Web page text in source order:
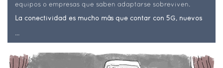
equipos o empresas que saben adaptarse sobreviven.
La conectividad es mucho más que contar con 5G, nuevos
...